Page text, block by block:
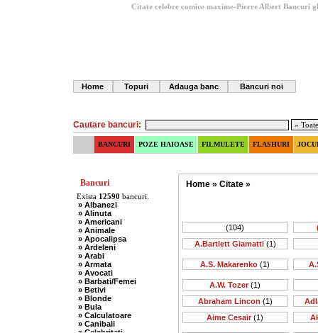
Citate celebre comice maxime-Pierre Albert Bancuri
Home Topuri Adauga banc Bancuri noi
Cautare bancuri:
BANCURI POZE HAIOASE FILMULETE FLASHURI
Bancuri
Exista 12590 bancuri.
» Albanezi
» Alinuta
» Americani
» Animale
» Apocalipsa
» Ardeleni
» Arabi
» Armata
» Avocati
» Barbati/Femei
» Betivi
» Blonde
» Bula
» Calculatoare
» Canibali
Home» Citate»
(104)
A.Bartlett Giamatti(1)
A.S. Makarenko (1)
A.W. Tozer (1)
Abraham Lincon (1)
Aime Cesair (1)